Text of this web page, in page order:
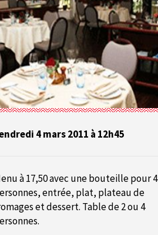
4 mars 2011 à 12h45
à 17,50 avec une bouteille pour 4
entrée, plat, plateau de
et dessert. Table de 2 ou 4